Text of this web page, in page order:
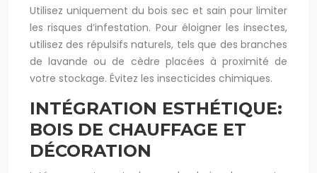
Utilisez uniquement du bois sec et sain pour limiter
les risques d’infestation. Pour éloigner les insectes,
utilisez des répulsifs naturels, tels que des branches
de lavande ou de cèdre placées à proximité de
votre stockage. Évitez les insecticides chimiques.
INTÉGRATION ESTHÉTIQUE:
BOIS DE CHAUFFAGE ET
DÉCORATION